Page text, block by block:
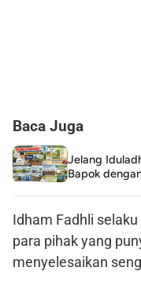
Baca Juga
Jelang
Bapok
Idham Fadhli
para pihak yang
menyelesaikan